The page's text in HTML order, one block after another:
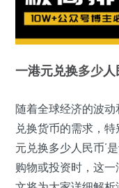
一港元兑换多少人
随着全球经济的波
兑换货币的需求，
元兑换多少人民币’
购物或投资时，这